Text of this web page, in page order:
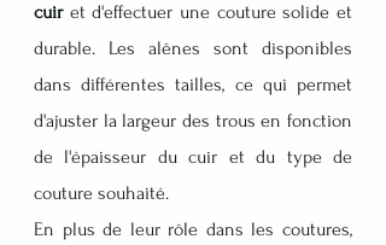
cuir et d'effectuer une couture solide et
durable. Les alênes sont disponibles
dans différentes tailles, ce qui permet
d'ajuster la largeur des trous en fonction
de l'épaisseur du cuir et du type de
couture souhaité.
En plus de leur rôle dans les coutures,